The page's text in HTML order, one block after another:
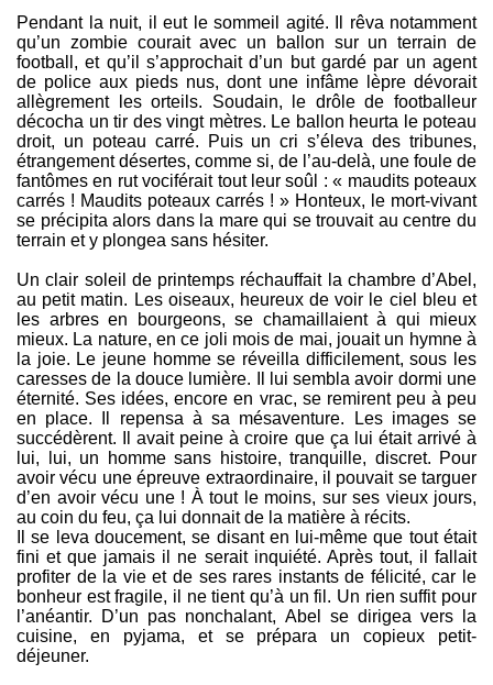
Pendant la nuit, il eut le sommeil agité. Il rêva notamment
qu’un zombie courait avec un ballon sur un terrain de
football, et qu’il s’approchait d’un but gardé par un agent
de police aux pieds nus, dont une infâme lèpre dévorait
allègrement les orteils. Soudain, le drôle de footballeur
décocha un tir des vingt mètres. Le ballon heurta le poteau
droit, un poteau carré. Puis un cri s’éleva des tribunes,
étrangement désertes, comme si, de l’au-delà, une foule de
fantômes en rut vociférait tout leur soûl : « maudits poteaux
carrés ! Maudits poteaux carrés ! » Honteux, le mort-vivant
se précipita alors dans la mare qui se trouvait au centre du
terrain et y plongea sans hésiter.
Un clair soleil de printemps réchauffait la chambre d’Abel,
au petit matin. Les oiseaux, heureux de voir le ciel bleu et
les arbres en bourgeons, se chamaillaient à qui mieux
mieux. La nature, en ce joli mois de mai, jouait un hymne à
la joie. Le jeune homme se réveilla difficilement, sous les
caresses de la douce lumière. Il lui sembla avoir dormi une
éternité. Ses idées, encore en vrac, se remirent peu à peu
en place. Il repensa à sa mésaventure. Les images se
succédèrent. Il avait peine à croire que ça lui était arrivé à
lui, lui, un homme sans histoire, tranquille, discret. Pour
avoir vécu une épreuve extraordinaire, il pouvait se targuer
d’en avoir vécu une ! À tout le moins, sur ses vieux jours,
au coin du feu, ça lui donnait de la matière à récits.
Il se leva doucement, se disant en lui-même que tout était
fini et que jamais il ne serait inquiété. Après tout, il fallait
profiter de la vie et de ses rares instants de félicité, car le
bonheur est fragile, il ne tient qu’à un fil. Un rien suffit pour
l’anéantir. D’un pas nonchalant, Abel se dirigea vers la
cuisine, en pyjama, et se prépara un copieux petit-
déjeuner.